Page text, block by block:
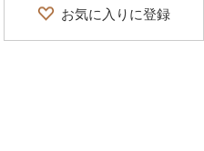
お気に入りに登録